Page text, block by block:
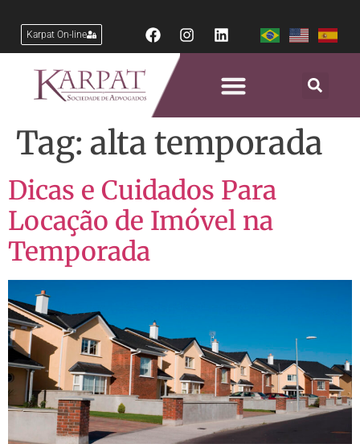
Karpat On-line
Tag: alta temporada
Dicas e Cuidados Para
Locação de Imóvel na
Temporada